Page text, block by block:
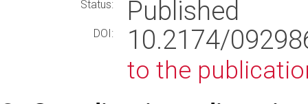
Status: Published
DOI: 10.2174/
to the